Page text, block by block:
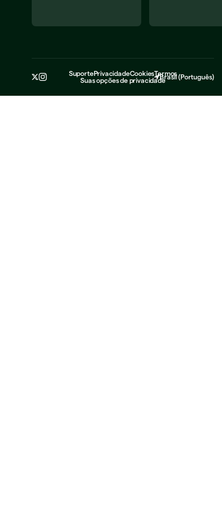
Suporte​Privacidade​Cookies​Termos​
Suas opções de privacidadeBrasil(Português)